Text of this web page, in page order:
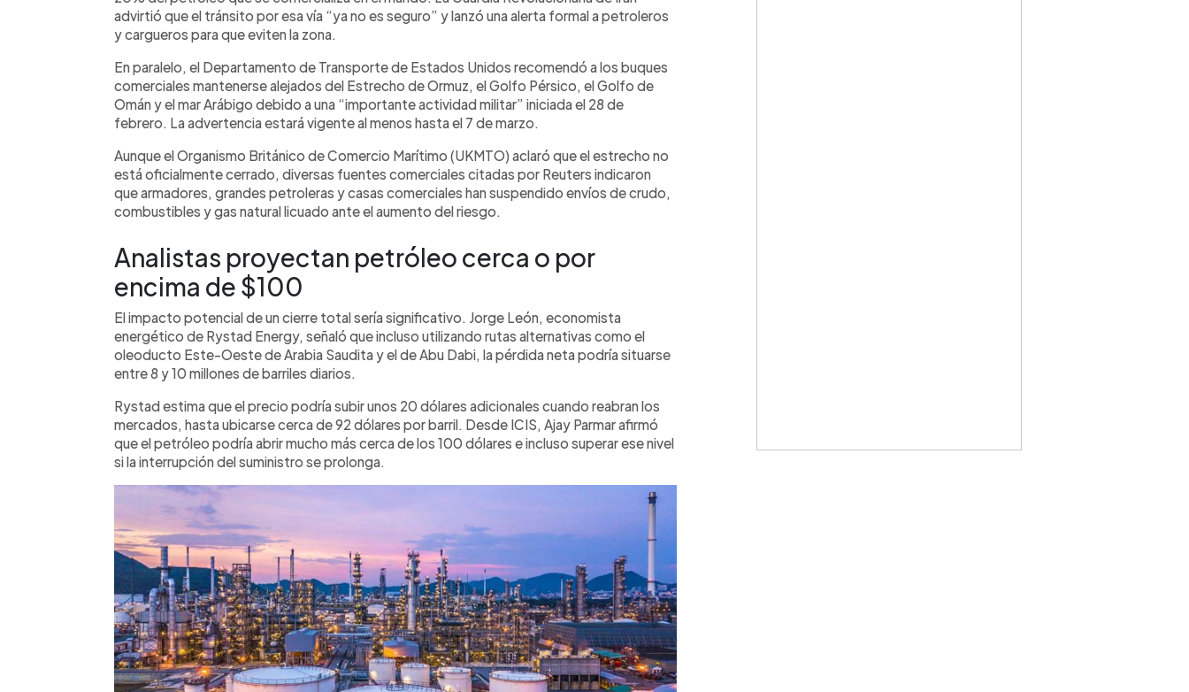
advirtió que el tránsito por esa vía “ya no es seguro” y lanzó una alerta formal a petroleros
y cargueros para que eviten la zona.
En paralelo, el Departamento de Transporte de Estados Unidos recomendó a los buques
comerciales mantenerse alejados del Estrecho de Ormuz, el Golfo Pérsico, el Golfo de
Omán y el mar Arábigo debido a una “importante actividad militar” iniciada el 28 de
febrero. La advertencia estará vigente al menos hasta el 7 de marzo.
Aunque el Organismo Británico de Comercio Marítimo (UKMTO) aclaró que el estrecho no
está oficialmente cerrado, diversas fuentes comerciales citadas por Reuters indicaron
que armadores, grandes petroleras y casas comerciales han suspendido envíos de crudo,
combustibles y gas natural licuado ante el aumento del riesgo.
Analistas proyectan petróleo cerca o por
encima de $100
El impacto potencial de un cierre total sería significativo. Jorge León, economista
energético de Rystad Energy, señaló que incluso utilizando rutas alternativas como el
oleoducto Este-Oeste de Arabia Saudita y el de Abu Dabi, la pérdida neta podría situarse
entre 8 y 10 millones de barriles diarios.
Rystad estima que el precio podría subir unos 20 dólares adicionales cuando reabran los
mercados, hasta ubicarse cerca de 92 dólares por barril. Desde ICIS, Ajay Parmar afirmó
que el petróleo podría abrir mucho más cerca de los 100 dólares e incluso superar ese nivel
si la interrupción del suministro se prolonga.